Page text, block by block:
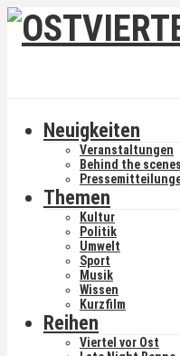
Neuigkeiten
Veranstaltungen
Behind the scenes
Themen
Kultur
Politik
Umwelt
Sport
Musik
Wissen
Kurzfilm
Reihen
Viertel vor Ost